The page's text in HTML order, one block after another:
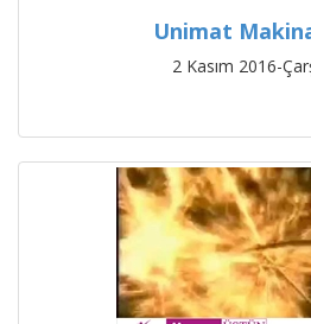
Unimat
2 Kasım 2016-